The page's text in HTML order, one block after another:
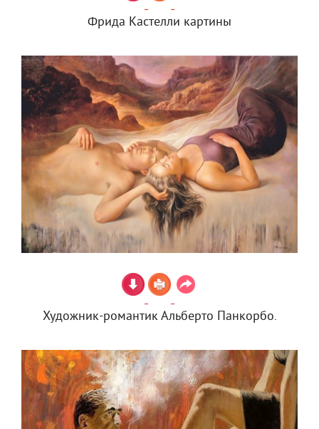
Фрида Кастелли картины
Художник-романтик Альберто Панкорбо.